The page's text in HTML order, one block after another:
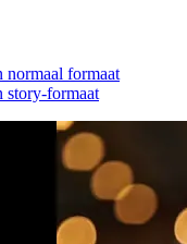
normaal formaat
story-formaat